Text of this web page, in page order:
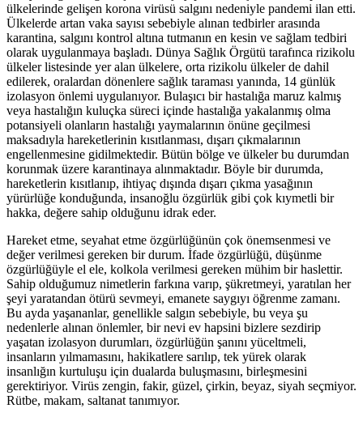
ülkelerinde gelişen korona virüsü salgını nedeniyle pandemi ilan etti.
Ülkelerde artan vaka sayısı sebebiyle alınan tedbirler arasında
karantina, salgını kontrol altına tutmanın en kesin ve sağlam tedbiri
olarak uygulanmaya başladı. Dünya Sağlık Örgütü tarafınca rizikolu
ülkeler listesinde yer alan ülkelere, orta rizikolu ülkeler de dahil
edilerek, oralardan dönenlere sağlık taraması yanında, 14 günlük
izolasyon önlemi uygulanıyor. Bulaşıcı bir hastalığa maruz kalmış
veya hastalığın kuluçka süreci içinde hastalığa yakalanmış olma
potansiyeli olanların hastalığı yaymalarının önüne geçilmesi
maksadıyla hareketlerinin kısıtlanması, dışarı çıkmalarının
engellenmesine gidilmektedir. Bütün bölge ve ülkeler bu durumdan
korunmak üzere karantinaya alınmaktadır. Böyle bir durumda,
hareketlerin kısıtlanıp, ihtiyaç dışında dışarı çıkma yasağının
yürürlüğe konduğunda, insanoğlu özgürlük gibi çok kıymetli bir
hakka, değere sahip olduğunu idrak eder.
Hareket etme, seyahat etme özgürlüğünün çok önemsenmesi ve
değer verilmesi gereken bir durum. İfade özgürlüğü, düşünme
özgürlüğüyle el ele, kolkola verilmesi gereken mühim bir haslettir.
Sahip olduğumuz nimetlerin farkına varıp, şükretmeyi, yaratılan her
şeyi yaratandan ötürü sevmeyi, emanete saygıyı öğrenme zamanı.
Bu ayda yaşananlar, genellikle salgın sebebiyle, bu veya şu
nedenlerle alınan önlemler, bir nevi ev hapsini bizlere sezdirip
yaşatan izolasyon durumları, özgürlüğün şanını yüceltmeli,
insanların yılmamasını, hakikatlere sarılıp, tek yürek olarak
insanlığın kurtuluşu için dualarda buluşmasını, birleşmesini
gerektiriyor. Virüs zengin, fakir, güzel, çirkin, beyaz, siyah seçmiyor.
Rütbe, makam, saltanat tanımıyor.